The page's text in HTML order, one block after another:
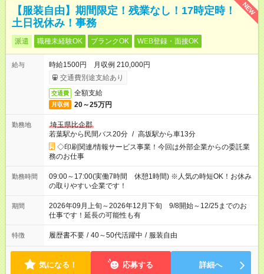
NEW
【服装自由】期間限定！残業なし！17時定時！
土日祝休み！事務
派遣 職種未経験OK ブランクOK WEB登録・面接OK
給与
時給1500円 月収例 210,000円
交通費別途支給あり
交通費 全額支給
月収例 20～25万円
勤務地
埼玉県比企郡
若葉駅から民間バス20分 / 高坂駅から車13分
◇印刷関連/情報サービス事業！今回は外部企業からの委託業
務のお仕事
勤務時間
09:00～17:00(実働7時間 休憩1時間) ※人気の時短OK！お休み
の取りやすい企業です！
期間
2026年09月上旬～2026年12月下旬 9/8開始～12/25までのお
仕事です！延長の可能性も有
特徴 履歴書不要 / 40～50代活躍中 / 服装自由
気になる！ 応募する 詳細へ